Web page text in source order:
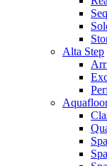
Alta Step